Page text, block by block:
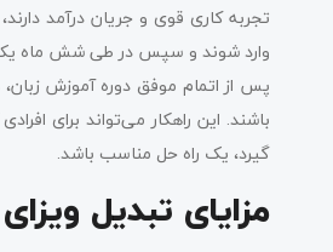
تجربه کاری قوی و جریان درآمد
وارد شوند و سپس در طی شش ماه یک
پس از اتمام موفق دوره آموزش
باشند. این راهکار می‌تواند برای
گیرد، یک راه حل مناسب باشد.
مزایای تبدیل